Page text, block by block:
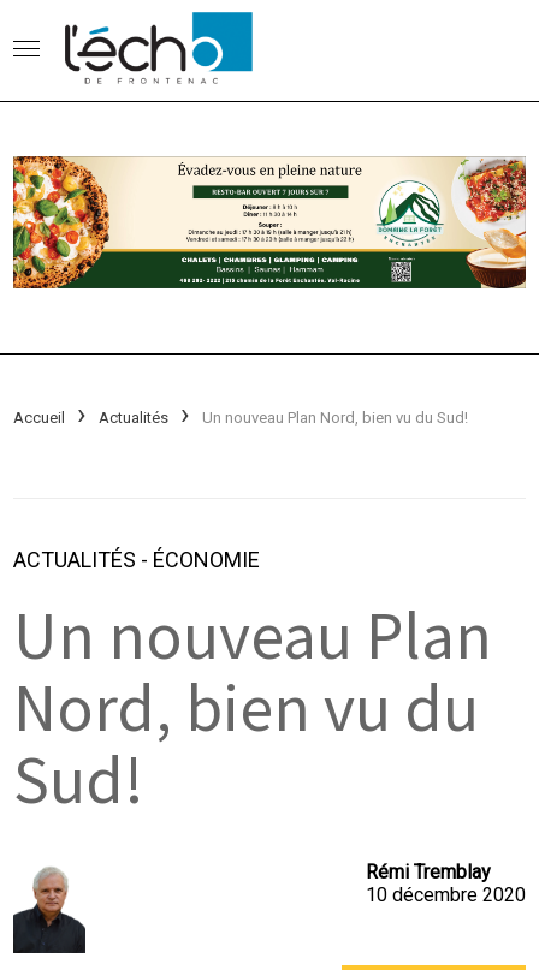
Accueil Actualités Un nouveau Plan Nord, bien vu du Sud!
ACTUALITÉS - ÉCONOMIE
Un nouveau Plan
Nord, bien vu du
Sud!
Rémi Tremblay
10 décembre 2020